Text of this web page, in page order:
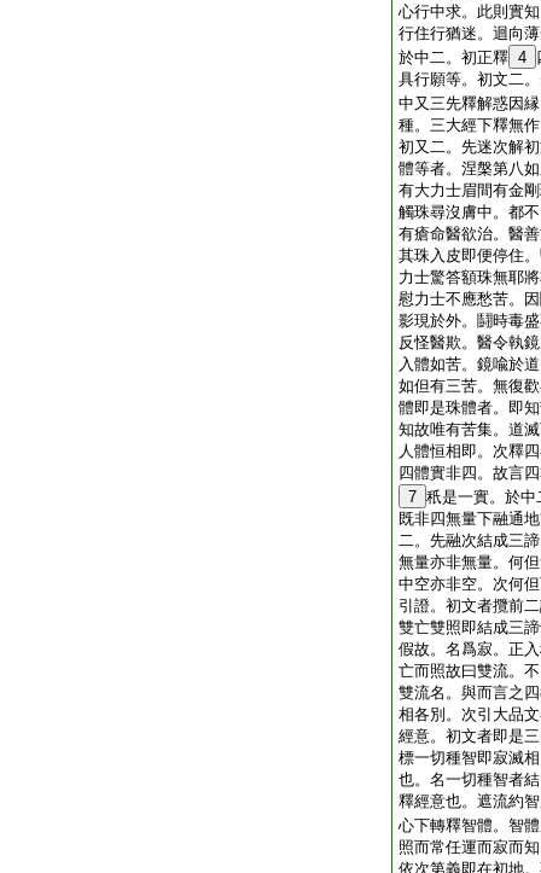
心行中求。此則實
行住行猶迷。迴向
於中二。初正釋 4
具行願等。初文二
中又三先釋解惑因
種。三大經下釋無
初又二。先迷次解
體等者。涅槃第八
有大力士眉間有金
觸珠尋沒膚中。都
有瘡命醫欲治。醫
其珠入皮即便停住
力士驚答額珠無耶
慰力士不應愁苦。
影現於外。鬪時毒
反怪醫欺。醫令執
入體如苦。鏡喩於
如但有三苦。無復
體即是珠體者。即
知故唯有苦集。道
人體恒相即。次釋
四體實非四。故言
7 秖是一實。於
既非四無量下融通
二。先融次結成三
無量亦非無量。何
中空亦非空。次何
引證。初文者攬前
雙亡雙照即結成三
假故。名爲寂。正
亡而照故曰雙流。
雙流名。與而言之
相各別。次引大品
經意。初文者即是
標一切種智即寂滅
也。名一切種智者
釋經意也。遮流約
心下轉釋智體。智
照而常任運而寂而
依次第義即在初地